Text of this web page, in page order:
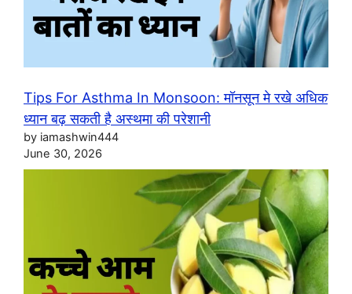
Tips For Asthma In Monsoon: मॉनसून मे रखे अधिक
ध्यान बढ़ सकती है अस्थमा की परेशानी
by iamashwin444
June 30, 2026